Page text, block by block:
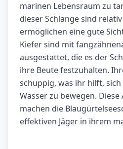
marinen Lebensraum zu
dieser Schlange sind
ermöglichen eine gute
Kiefer sind mit
ausgestattet, die es der
ihre Beute festzuhalten.
schuppig, was ihr hilft,
Wasser zu bewegen. Diese
machen die
effektiven Jäger in ihrem